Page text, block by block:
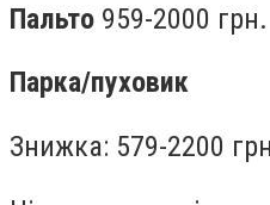
Пальто 959-2000 грн.
Парка/пуховик
Знижка: 579-2200